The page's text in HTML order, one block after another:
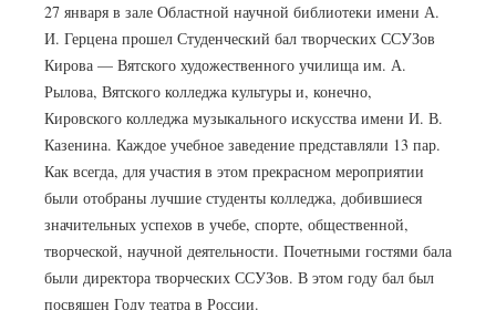
27 января в зале Областной научной библиотеки имени А.
И. Герцена прошел Студенческий бал творческих ССУЗов
Кирова — Вятского художественного училища им. А.
Рылова, Вятского колледжа культуры и, конечно,
Кировского колледжа музыкального искусства имени И. В.
Казенина. Каждое учебное заведение представляли 13 пар.
Как всегда, для участия в этом прекрасном мероприятии
были отобраны лучшие студенты колледжа, добившиеся
значительных успехов в учебе, спорте, общественной,
творческой, научной деятельности. Почетными гостями бала
были директора творческих ССУЗов. В этом году бал был
посвящен Году театра в России.